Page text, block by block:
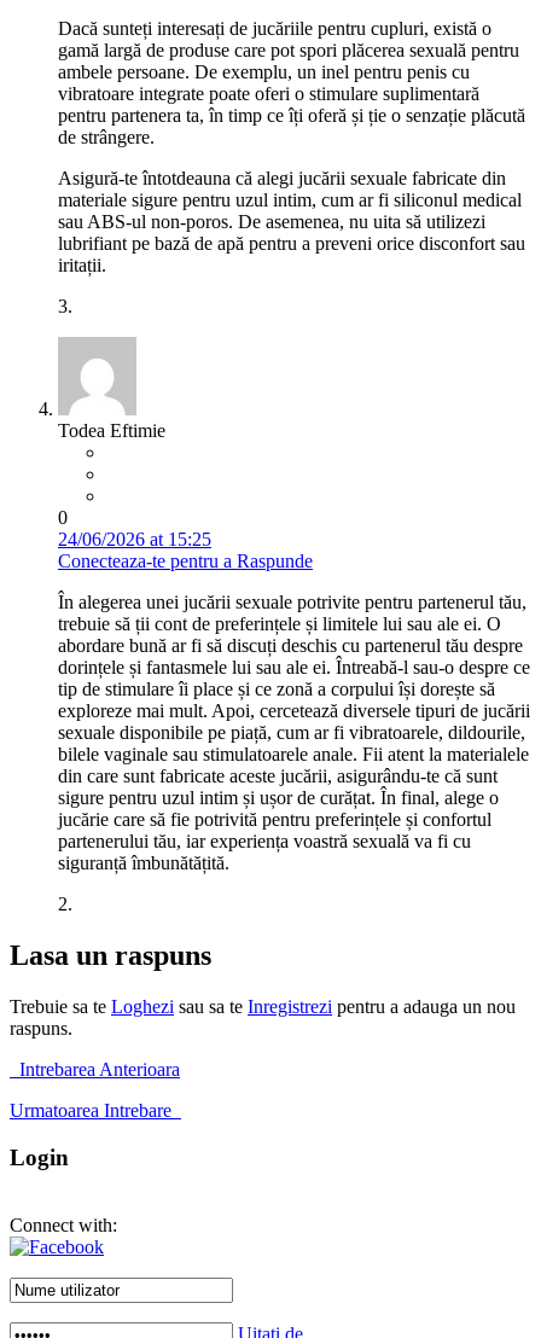
Dacă sunteți interesați de jucăriile pentru cupluri, există o
gamă largă de produse care pot spori plăcerea sexuală pentru
ambele persoane. De exemplu, un inel pentru penis cu
vibratoare integrate poate oferi o stimulare suplimentară
pentru partenera ta, în timp ce îți oferă și ție o senzație plăcută
de strângere.
Asigură-te întotdeauna că alegi jucării sexuale fabricate din
materiale sigure pentru uzul intim, cum ar fi siliconul medical
sau ABS-ul non-poros. De asemenea, nu uita să utilizezi
lubrifiant pe bază de apă pentru a preveni orice disconfort sau
iritații.
3.
Todea Eftimie
0
24/06/2026 at 15:25
Conecteaza-te pentru a Raspunde
În alegerea unei jucării sexuale potrivite pentru partenerul tău,
trebuie să ții cont de preferințele și limitele lui sau ale ei. O
abordare bună ar fi să discuți deschis cu partenerul tău despre
dorințele și fantasmele lui sau ale ei. Întreabă-l sau-o despre ce
tip de stimulare îi place și ce zonă a corpului își dorește să
exploreze mai mult. Apoi, cercetează diversele tipuri de jucării
sexuale disponibile pe piață, cum ar fi vibratoarele, dildourile,
bilele vaginale sau stimulatoarele anale. Fii atent la materialele
din care sunt fabricate aceste jucării, asigurându-te că sunt
sigure pentru uzul intim și ușor de curățat. În final, alege o
jucărie care să fie potrivită pentru preferințele și confortul
partenerului tău, iar experiența voastră sexuală va fi cu
siguranță îmbunătățită.
2.
Lasa un raspuns
Trebuie sa te Loghezi sau sa te Inregistrezi pentru a adauga un nou
raspuns.
Intrebarea Anterioara
Urmatoarea Intrebare
Login
Connect with: